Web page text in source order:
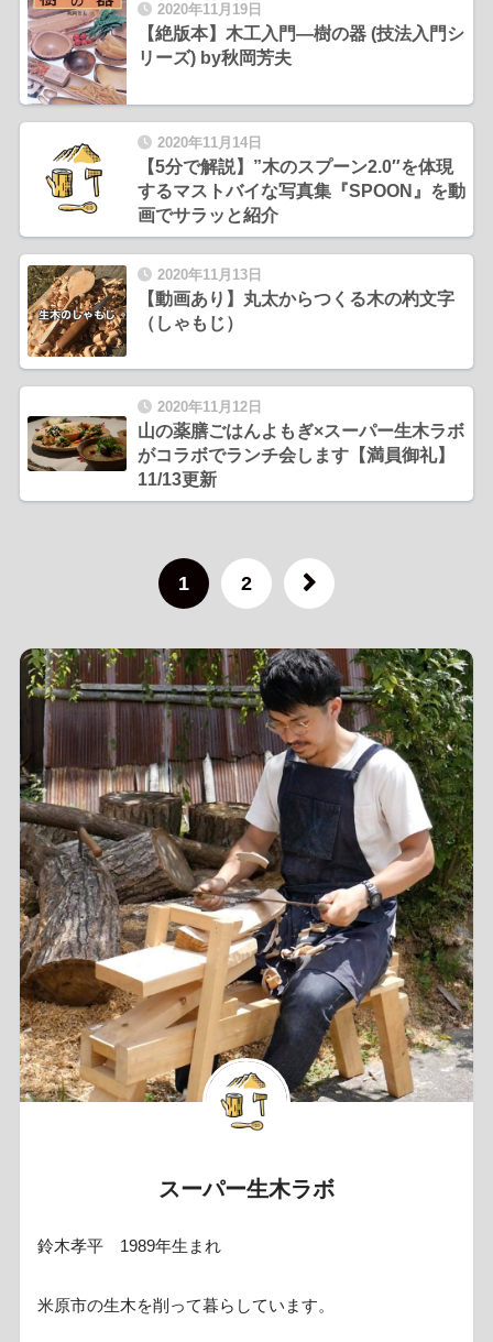
2020年11月19日
【絶版本】木工入門―樹の器 (技法入門シ
リーズ) by秋岡芳夫
2020年11月14日
【5分で解説】”木のスプーン2.0″を体現
するマストバイな写真集『SPOON』を動
画でサラッと紹介
2020年11月13日
【動画あり】丸太からつくる木の杓文字
（しゃもじ）
2020年11月12日
山の薬膳ごはんよもぎ×スーパー生木ラボ
がコラボでランチ会します【満員御礼】
11/13更新
1 2
スーパー生木ラボ
鈴木孝平 1989年生まれ
米原市の生木を削って暮らしています。